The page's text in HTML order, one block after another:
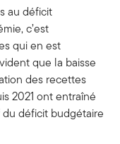
au déficit
c’est
qui en est
que la baisse
des recettes
2021 ont entraîné
déficit budgétaire